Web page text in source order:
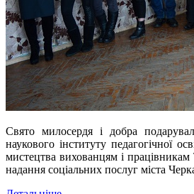
Свято милосердя і добра
наукового інституту педагогічної
мистецтва вихованцям і працівникам
надання соціальних послуг міста